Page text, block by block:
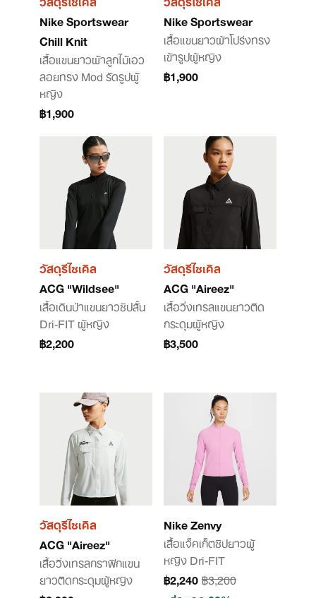
Nike Sportswear
Chill Knit
เสื้อแขนยาวผ้าลูกไม้เอว
ลอยทรง Mod รัดรูปผู้
หญิง
฿1,900
Nike Sportswear
เสื้อแขนยาวผ้าโปร่งทรง
เข้ารูปผู้หญิง
฿1,900
วัสดุรีไซเคิล
ACG "Wildsee"
เสื้อเดินป่าแขนยาวซิปสั้น
Dri-FIT ผู้หญิง
฿2,200
วัสดุรีไซเคิล
ACG "Aireez"
เสื้อวิ่งเทรลแขนยาวติด
กระดุมผู้หญิง
฿3,500
วัสดุรีไซเคิล
ACG "Aireez"
เสื้อวิ่งเทรลกราฟิกแขน
ยาวติดกระดุมผู้หญิง
Nike Zenvy
เสื้อแจ็คเก็ตซิปยาวผู้
หญิง Dri-FIT
฿2,240฿3,200